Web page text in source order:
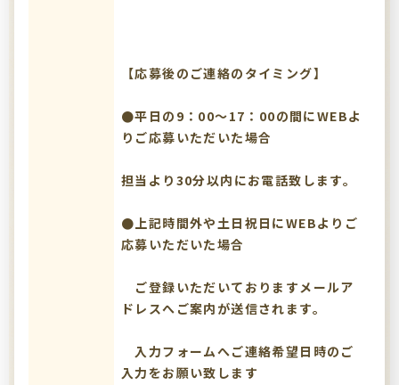
【応募後のご連絡のタイミング】
●平日の9：00～17：00の間にWEBよ
りご応募いただいた場合
担当より30分以内にお電話致します。
●上記時間外や土日祝日にWEBよりご
応募いただいた場合
ご登録いただいておりますメールア
ドレスへご案内が送信されます。
入力フォームへご連絡希望日時のご
入力をお願い致します